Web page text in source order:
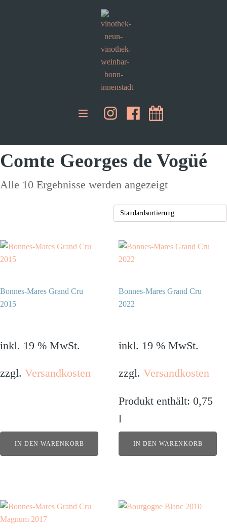
Comte Georges de Vogüé
Alle 10 Ergebnisse werden angezeigt
Bonnes-Mares Grand Cru
2015
inkl. 19 % MwSt.
zzgl. Versandkosten
IN DEN WARENKORB
Bonnes-Mares Grand Cru
2022
inkl. 19 % MwSt.
zzgl.Versandkosten
Produkt enthält: 0,75
l
IN DEN WARENKORB